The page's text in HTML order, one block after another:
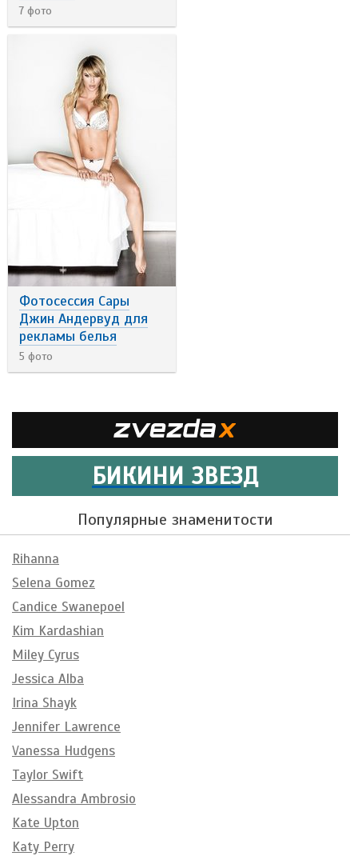
7 фото
Фотосессия Сары
Джин Андервуд для
рекламы белья
5 фото
БИКИНИ ЗВЕЗД
Популярные знаменитости
Rihanna
Selena Gomez
Candice Swanepoel
Kim Kardashian
Miley Cyrus
Jessica Alba
Irina Shayk
Jennifer Lawrence
Vanessa Hudgens
Taylor Swift
Alessandra Ambrosio
Kate Upton
Katy Perry